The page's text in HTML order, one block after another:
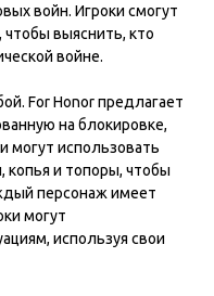
войн. Игроки смогут
чтобы выяснить, кто
войне.
For Honor предлагает
на блокировке,
могут использовать
копья и топоры, чтобы
персонаж имеет
могут
используя свои